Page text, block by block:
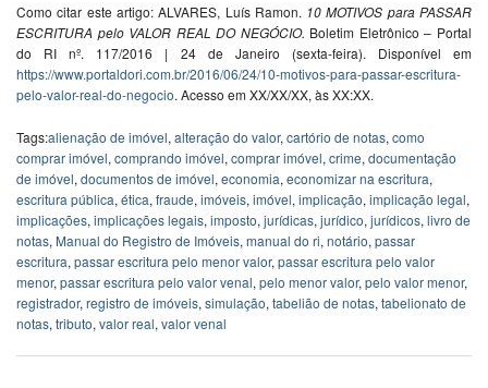
Como citar este artigo: ALVARES, Luís Ramon. 10 MOTIVOS para PASSAR
ESCRITURA pelo VALOR REAL DO NEGÓCIO. Boletim Eletrônico – Portal
do RI nº. 117/2016 | 24 de Janeiro (sexta-feira). Disponível em
https://www.portaldori.com.br/2016/06/24/10-motivos-para-passar-escritura-
pelo-valor-real-do-negocio. Acesso em XX/XX/XX, às XX:XX.
Tags:alienação de imóvel, alteração do valor, cartório de notas, como
comprar imóvel, comprando imóvel, comprar imóvel, crime, documentação
de imóvel, documentos de imóvel, economia, economizar na escritura,
escritura pública, ética, fraude, imóveis, imóvel, implicação, implicação legal,
implicações, implicações legais, imposto, jurídicas, jurídico, jurídicos, livro de
notas, Manual do Registro de Imóveis, manual do ri, notário, passar
escritura, passar escritura pelo menor valor, passar escritura pelo valor
menor, passar escritura pelo valor venal, pelo menor valor, pelo valor menor,
registrador, registro de imóveis, simulação, tabelião de notas, tabelionato de
notas, tributo, valor real, valor venal